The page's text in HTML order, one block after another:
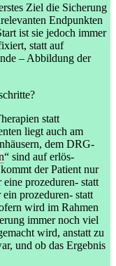
Ziel die Sicherung
Endpunkten
ist sie jedoch immer
statt auf
– Abbildung der
statt
liegt auch am
dem DRG-
“ sind auf erlös-
der Patient nur
prozeduren- statt
prozeduren- statt
wird im Rahmen
immer noch viel
wird, anstatt zu
und ob das Ergebnis